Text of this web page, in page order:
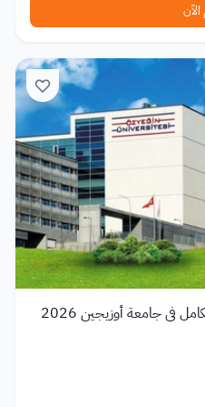
في جامعة أوزيجين 2026